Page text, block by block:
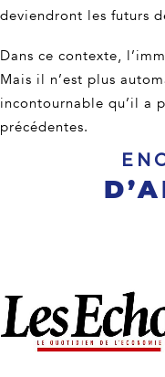
deviendront les futurs
Dans ce contexte,
Mais il n’est plus
incontournable qu’il a
précédentes.